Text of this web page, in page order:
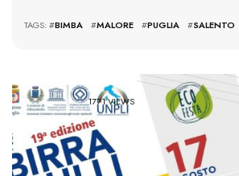
TAGS: #BIMBA #MALORE #PUGLIA #SALENTO
1771 VIEWS